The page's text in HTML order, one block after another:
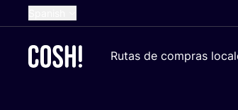
Dutch
Rutas de compras